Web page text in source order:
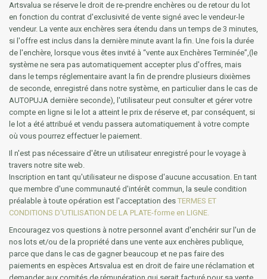
Artsvalua se réserve le droit de re-prendre enchères ou de retour du lot
en fonction du contrat d'exclusivité de vente signé avec le vendeur-le
vendeur. La vente aux enchères sera étendu dans un temps de 3 minutes,
si l'offre est inclus dans la dernière minute avant la fin. Une fois la durée
de l'enchère, lorsque vous êtes invité à “vente aux Enchères Terminée”,(le
système ne sera pas automatiquement accepter plus d'offres, mais
dans le temps réglementaire avant la fin de prendre plusieurs dixièmes
de seconde, enregistré dans notre système, en particulier dans le cas de
AUTOPUJA dernière seconde), l'utilisateur peut consulter et gérer votre
compte en ligne si le lot a atteint le prix de réserve et, par conséquent, si
le lot a été attribué et vendu passera automatiquement à votre compte
où vous pourrez effectuer le paiement.
Il n'est pas nécessaire d'être un utilisateur enregistré pour le voyage à
travers notre site web.
Inscription en tant qu'utilisateur ne dispose d'aucune accusation. En tant
que membre d'une communauté d'intérêt commun, la seule condition
préalable à toute opération est l'acceptation des TERMES ET
CONDITIONS D'UTILISATION DE LA PLATE-forme en LIGNE.
Encouragez vos questions à notre personnel avant d'enchérir sur l'un de
nos lots et/ou de la propriété dans une vente aux enchères publique,
parce que dans le cas de gagner beaucoup et ne pas faire des
paiements en espèces Artsvalua est en droit de faire une réclamation et